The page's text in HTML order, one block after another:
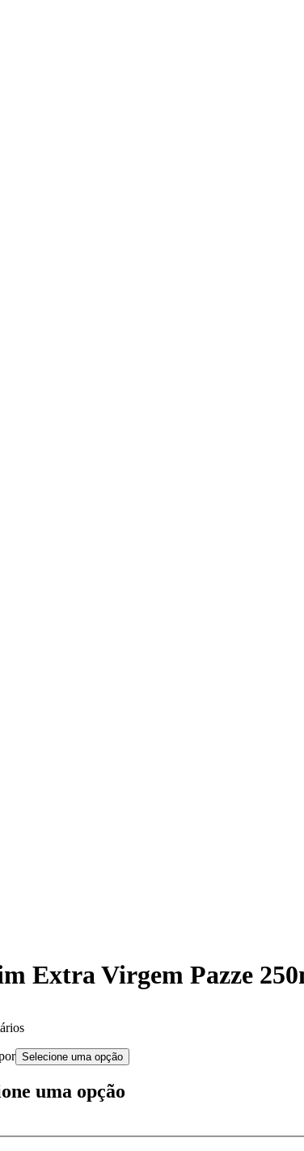
Extra Virgem Pazze
Selecione uma opção
uma opção